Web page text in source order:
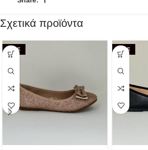
Σχετικά προϊόντα
SALE SALE